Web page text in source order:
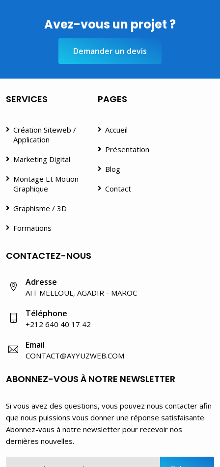
Avez-vous un projet ?
Demander un devis
SERVICES
Création Siteweb /
Application
Marketing Digital
Montage Et Motion
Graphique
Graphisme / 3D
Formations
PAGES
Accueil
Présentation
Blog
Contact
CONTACTEZ-NOUS
Adresse
AIT MELLOUL, AGADIR - MAROC
Téléphone
+212 640 40 17 42
Email
CONTACT@AYYUZWEB.COM
ABONNEZ-VOUS À NOTRE NEWSLETTER
Si vous avez des questions, vous pouvez nous contacter afin
que nous puissions vous donner une réponse satisfaisante.
Abonnez-vous à notre newsletter pour recevoir nos
dernières nouvelles.